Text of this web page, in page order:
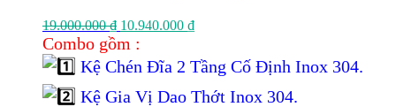
19.000.000₫ Giá
gốc
19.000.000 ₫.
10.940.000 ₫Giá
tại
là:
10.940.000 ₫.
Combo gồm :
Kệ Chén Đĩa 2 Tầng Cố Định Inox 304.
Kệ Gia Vị Dao Thớt Inox 304.